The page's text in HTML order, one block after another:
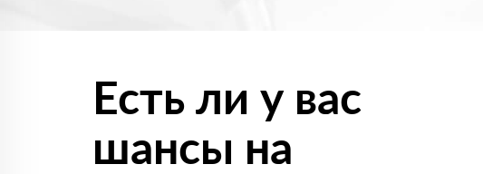
Есть ли у вас
шансы на